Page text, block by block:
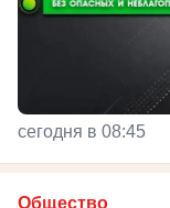
сегодня в 08:45
Общество